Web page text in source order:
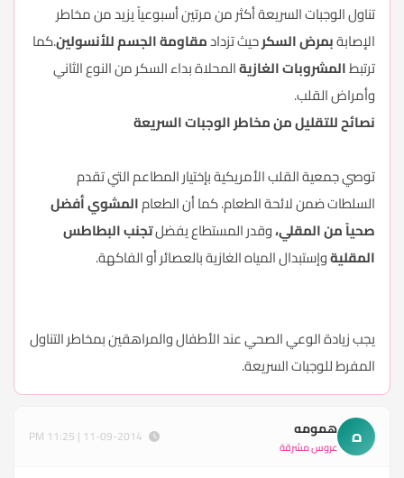
تناول الوجبات السريعة أكثر من مرتين أسبوعياً يزيد من مخاطر
الإصابةبمرض السكرحيث تزدادمقاومة الجسم للأنسولين.كما
ترتبطالمشروبات الغازيةالمحلاة بداء السكر من النوع الثاني
وأمراض القلب.
نصائح للتقليل من مخاطر الوجبات السريعة
توصي جمعية القلب الأمريكية بإختيار المطاعم التي تقدم
السلطات ضمن لائحة الطعام. كما أن الطعامالمشوي أفضل
صحياً من المقلي،وقدر المستطاع يفضلتجنب البطاطس
المقليةوإستبدال المياه الغازية بالعصائر أو الفاكهة.
يجب زيادة الوعي الصحي عند الأطفال والمراهقين بمخاطر التناول
المفرط للوجبات السريعة.
ه همومه
عروس مشرقة